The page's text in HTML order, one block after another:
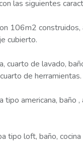
las siguientes
106m2
cubierto.
cuarto de lavado,
de herramientas.
tipo americana, baño
tipo loft, baño, cocina